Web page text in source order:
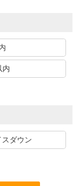
内
スダウン